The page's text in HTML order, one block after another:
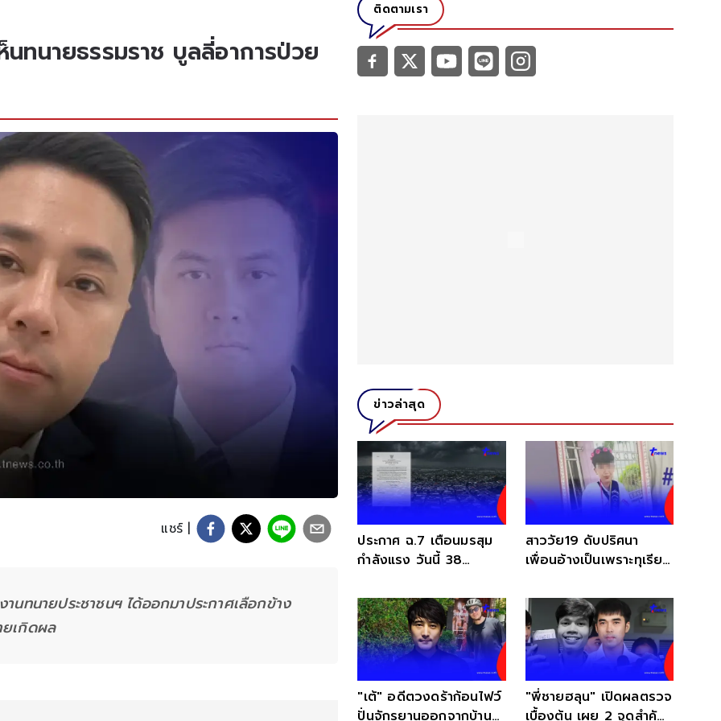
ทนายธรรมราช บูลลี่อาการป่วย
แชร์ |
นทนายประชาชนฯ ได้ออกมาประกาศเลือกข้าง
เกิดผล
ติดตามเรา
ข่าวล่าสุด
ประกาศ ฉ.7 เตือนมรสุม
กำลังแรง วันนี้ 38
มาก
สาววัย19 ดับปริศนา
เพื่อนอ้างเป็นเพราะทุเรียน
"เต้" อดีตวงดร้าก้อนไฟว์
ปั่นจักรยานออกจากบ้าน
"พี่ชายฮลุน" เปิดผลตรวจ
เบื้องต้น เผย 2 จุดสำคัญ